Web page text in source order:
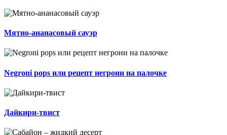
Мятно-ананасовый сауэр
Negroni pops или рецепт негрони на палочке
Дайкири-твист